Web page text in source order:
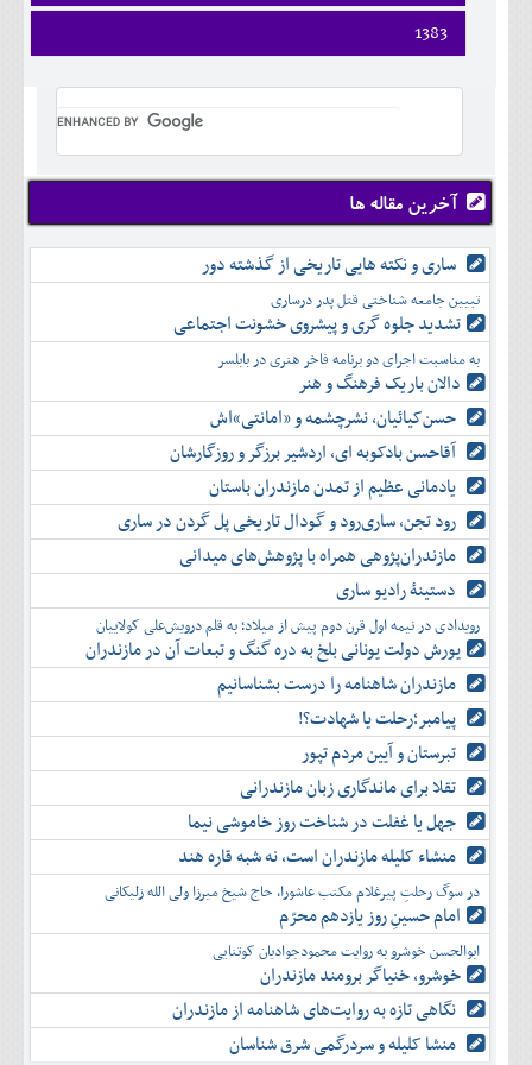
فروردين
ارديبهشت
خرداد
شهريور
مهر
آبان
آذر
دی
بهمن
اسفند
1383
فروردين
تير
مرداد
شهريور
مهر
آبان
آذر
دی
بهمن
اسفند
آخرین مقاله ها
ساری و نکته هایی تاریخی از گذشته دور
تبیین جامعه شناختی قتل پدر درساری
تشدید جلوه‌ گری و پیشروی خشونت اجتماعی
به مناسبت اجرای دو برنامه فاخر هنری در بابلسر
دالان باریک فرهنگ و هنر
حسن‌کیائیان، نشرچشمه و «امانتی»اش
آقاحسن بادکوبه ای، اردشیر برزگر و روزگارشان
یادمانی عظیم از تمدن مازندران باستان
رود تجن، ساری‌رود و گودال تاریخی پل گردن در ساری
مازندران‌پژوهی همراه با پژوهش‌های میدانی
دستینۀ رادیو ساری
رویدادی در نیمه اول قرن دوم پیش از میلاد؛ به قلم درویش‌علی کولاییان
یورش دولت یونانی بلخ به دره گنگ و تبعات آن در مازندران
مازندران شاهنامه را درست بشناسانیم
پیامبر؛رحلت یا شهادت؟!
تبرستان و آیین مردم تپور
تقلا برای ماندگاری زبان مازندرانی
جهل یا غفلت در شناخت روز خاموشی نیما
منشاء کلیله مازندران است، نه شبه قاره هند
در سوگ رحلتِ پیرغلام مکتب عاشورا، حاج شیخ میرزا ولی الله زلیکانی
امام حسینِ روز یازدهم محرّم
ابوالحسن خوشرو به روایت محمودجوادیان کوتنایی
خوشرو، خنياگر برومند مازندران
نگاهی تازه به روایت‌های شاهنامه از مازندران
منشا کلیله و سردرگمی شرق شناسان